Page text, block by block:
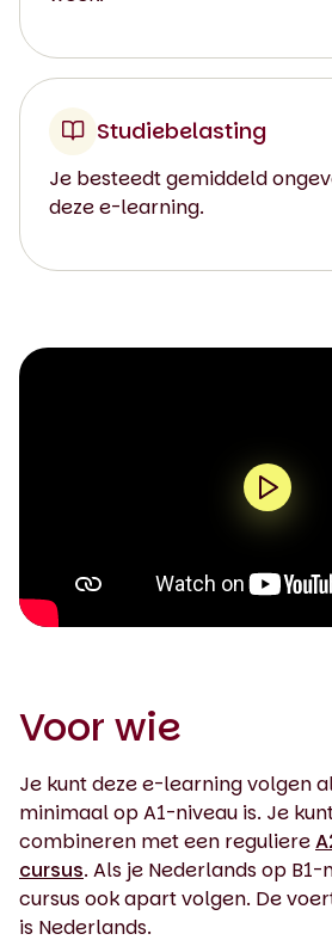
Studiebelasting
Je besteedt gemiddeld
deze e-learning.
0:00 / 2:08
Voor wie
Je kunt deze e-learning volgen
minimaal op A1-niveau is. Je
combineren met een reguliere
cursus. Als je Nederlands op B1-
cursus ook apart volgen. De
is Nederlands.